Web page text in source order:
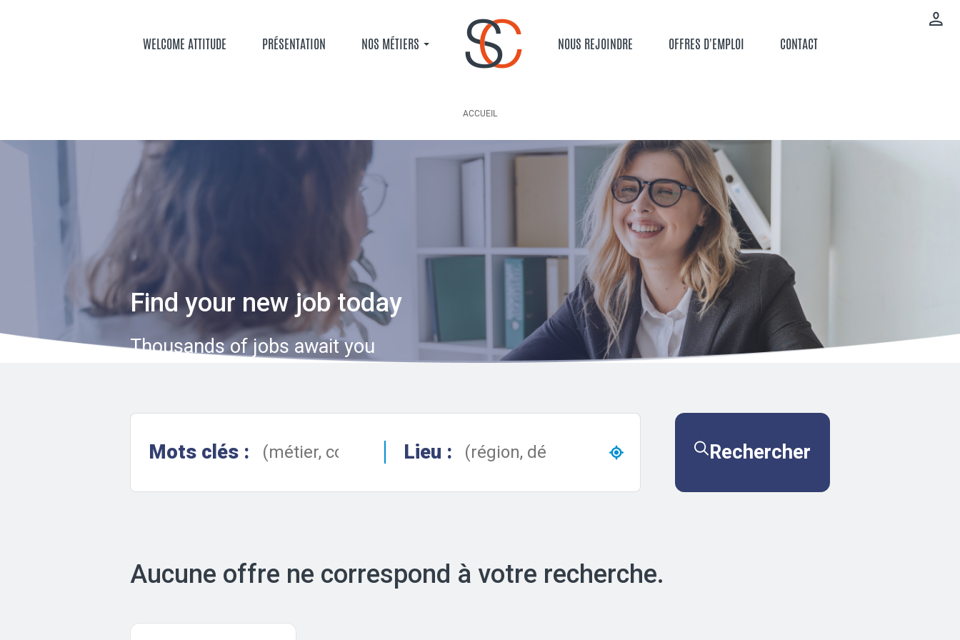
WELCOME ATTITUDE PRÉSENTATION NOS MÉTIERS NOUS REJOINDRE OFFRES D'EMPLOI CONTACT
ACCUEIL
NOS OFFRES
Find your new job today
Thousands of jobs await you
Mots clés : Lieu : Rechercher
Aucune offre ne correspond à votre recherche.